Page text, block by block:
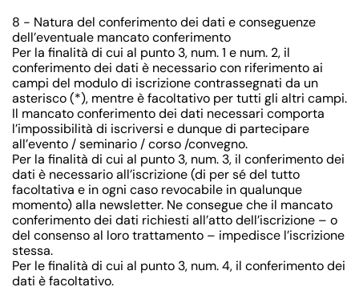
8 - Natura del conferimento dei dati e conseguenze
dell’eventuale mancato conferimento
Per la finalità di cui al punto 3, num. 1 e num. 2, il
conferimento dei dati è necessario con riferimento ai
campi del modulo di iscrizione contrassegnati da un
asterisco (*), mentre è facoltativo per tutti gli altri campi.
Il mancato conferimento dei dati necessari comporta
l’impossibilità di iscriversi e dunque di partecipare
all’evento / seminario / corso /convegno.
Per la finalità di cui al punto 3, num. 3, il conferimento dei
dati è necessario all’iscrizione (di per sé del tutto
facoltativa e in ogni caso revocabile in qualunque
momento) alla newsletter. Ne consegue che il mancato
conferimento dei dati richiesti all’atto dell’iscrizione – o
del consenso al loro trattamento – impedisce l’iscrizione
stessa.
Per le finalità di cui al punto 3, num. 4, il conferimento dei
dati è facoltativo.